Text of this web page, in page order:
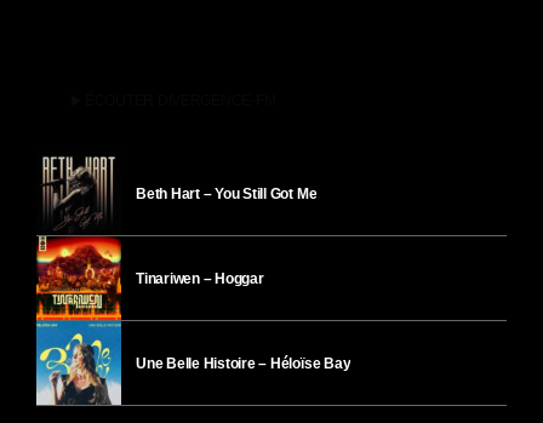
Beth Hart – You Still Got Me
Tinariwen – Hoggar
Une Belle Histoire – Héloïse Bay